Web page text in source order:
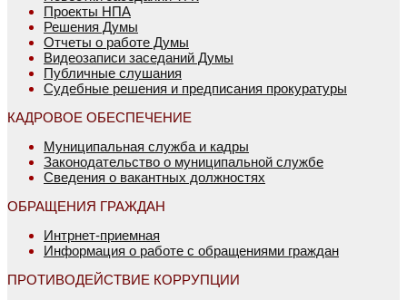
Проекты НПА
Решения Думы
Отчеты о работе Думы
Видеозаписи заседаний Думы
Публичные слушания
Судебные решения и предписания прокуратуры
КАДРОВОЕ ОБЕСПЕЧЕНИЕ
Муниципальная служба и кадры
Законодательство о муниципальной службе
Сведения о вакантных должностях
ОБРАЩЕНИЯ ГРАЖДАН
Интрнет-приемная
Информация о работе с обращениями граждан
ПРОТИВОДЕЙСТВИЕ КОРРУПЦИИ